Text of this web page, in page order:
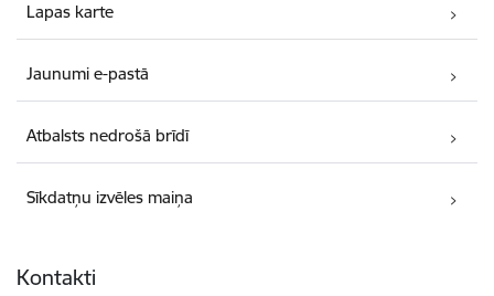
Lapas karte
Jaunumi e-pastā
Atbalsts nedrošā brīdī
Sīkdatņu izvēles maiņa
Kontakti